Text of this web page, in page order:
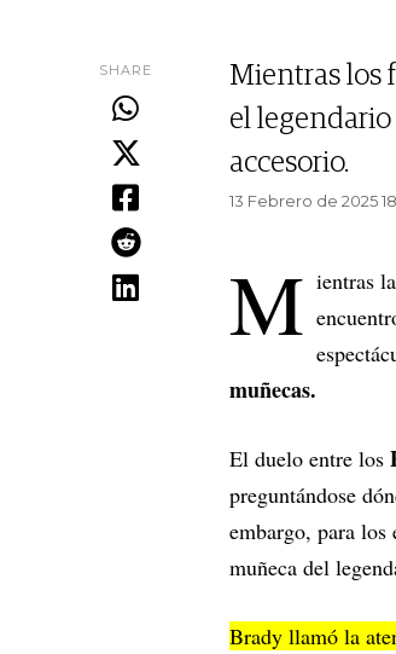
SHARE
Mientras los
el
accesorio.
13 Febrero de 2025
M ientras
muñecas.
El duelo entre los
preguntándose
embargo, para los
muñeca del
Brady llamó la